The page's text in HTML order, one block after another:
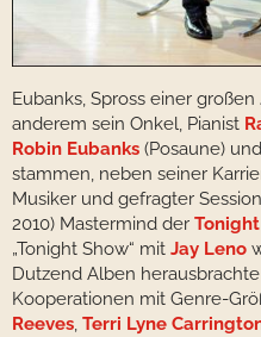
Eubanks, Spross einer
anderem sein Onkel, Pianist
Robin Eubanks (Posaune) und
stammen, neben seiner
Musiker und gefragter
2010) Mastermind der
„Tonight Show“ mit Jay Leno
Dutzend Alben
Kooperationen mit Genre-
Reeves, Terri Lyne